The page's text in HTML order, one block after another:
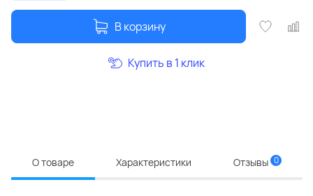
В корзину
Купить в 1 клик
О товаре Характеристики Отзывы 0